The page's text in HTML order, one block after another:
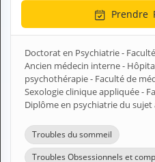
Clinique
Laboratoire
Vétérinaire
Prendre
Doctorat en Psychiatrie -
Ancien médecin interne -
psychothérapie - Faculté de
Sexologie clinique appliquée -
Diplôme en psychiatrie du sujet
Troubles du sommeil
Troubles Obsessionnels et